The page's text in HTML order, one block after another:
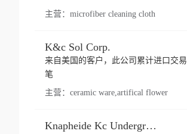
主营： microfiber cleaning cloth
K&c Sol Corp.
来自美国的客户，此公司累计进口交易
笔
主营： ceramic ware,artifical flower
Knapheide Kc Underground